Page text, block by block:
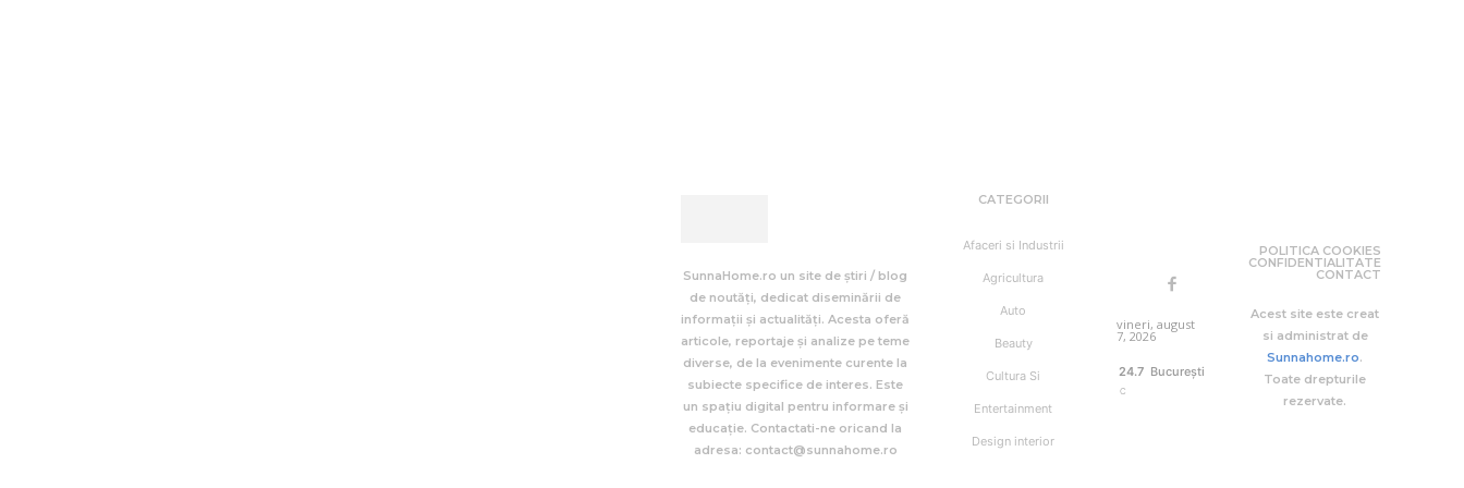
SunnaHome.ro un site de știri / blog
de noutăți, dedicat diseminării de
informații și actualități. Acesta oferă
articole, reportaje și analize pe teme
diverse, de la evenimente curente la
subiecte specifice de interes. Este
un spațiu digital pentru informare și
educație. Contactati-ne oricand la
adresa: contact@sunnahome.ro
CATEGORII
Afaceri si Industrii
Agricultura
Auto
Beauty
Cultura Si
Entertainment
Design interior
vineri, august
7, 2026
24.7
C
București
POLITICA COOKIES
CONFIDENTIALITATE
CONTACT
Acest site este creat
si administrat de
Sunnahome.ro.
Toate drepturile
rezervate.